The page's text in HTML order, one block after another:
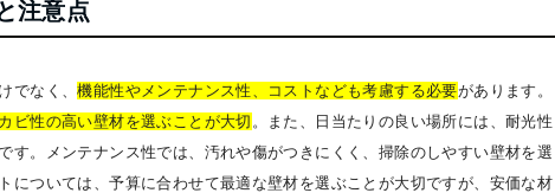
注意点
でなく、機能性やメンテナンス性、コストなども考慮する必要があります。
ビ性の高い壁材を選ぶことが大切 。また、日当たりの良い場所には、耐光性
す。メンテナンス性では、汚れや傷がつきにくく、掃除のしやすい壁材を選
については、予算に合わせて最適な壁材を選ぶことが大切ですが、安価な材